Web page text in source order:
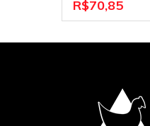
R$70,85